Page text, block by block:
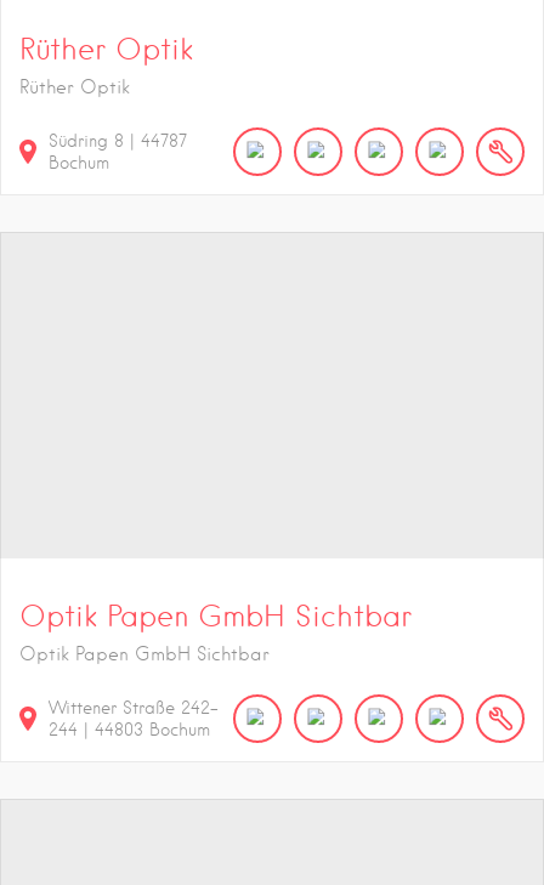
Rüther Optik
Rüther Optik
Südring 8
44787
Bochum
Optik Papen GmbH Sichtbar
Optik Papen GmbH Sichtbar
Wittener Straße 242-
244
44803 Bochum